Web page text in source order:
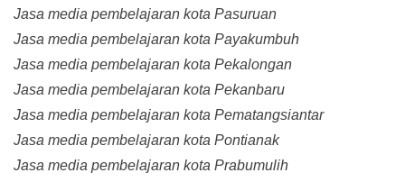
Jasa media pembelajaran kota Pasuruan
Jasa media pembelajaran kota Payakumbuh
Jasa media pembelajaran kota Pekalongan
Jasa media pembelajaran kota Pekanbaru
Jasa media pembelajaran kota Pematangsiantar
Jasa media pembelajaran kota Pontianak
Jasa media pembelajaran kota Prabumulih